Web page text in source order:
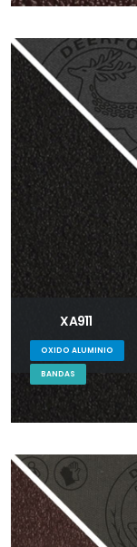
XA911
OXIDO ALUMINIO
BANDAS